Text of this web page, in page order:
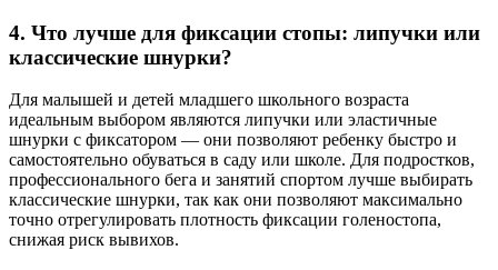
4. Что лучше для фиксации стопы: липучки или
классические шнурки?
Для малышей и детей младшего школьного возраста
идеальным выбором являются липучки или эластичные
шнурки с фиксатором — они позволяют ребенку быстро и
самостоятельно обуваться в саду или школе. Для подростков,
профессионального бега и занятий спортом лучше выбирать
классические шнурки, так как они позволяют максимально
точно отрегулировать плотность фиксации голеностопа,
снижая риск вывихов.